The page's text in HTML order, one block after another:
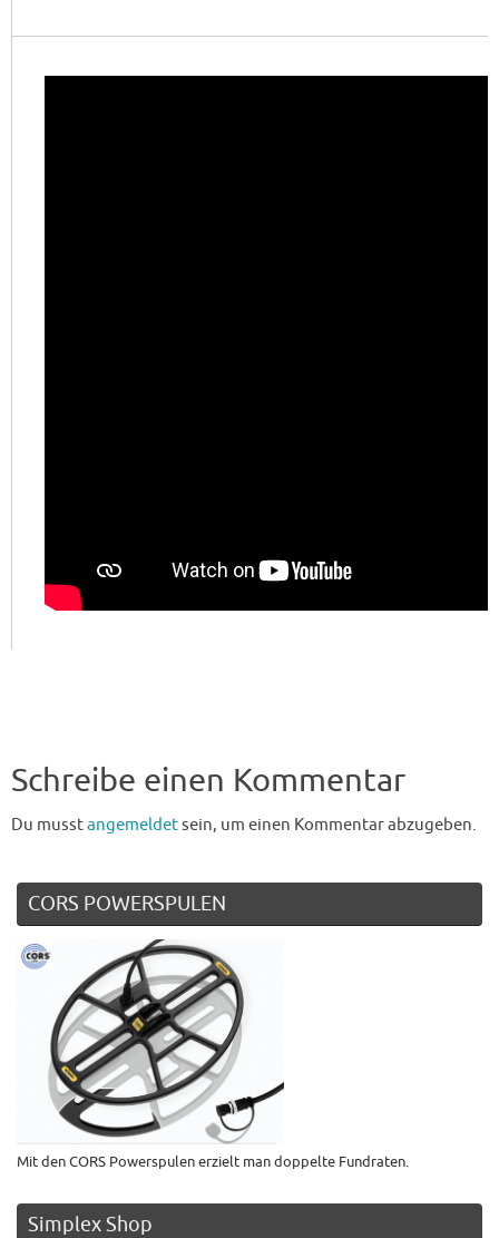
Schreibe einen Kommentar
Du musstangemeldetsein, um einen Kommentar abzugeben.
CORS POWERSPULEN
Mit den CORS Powerspulen erzielt man doppelte Fundraten.
Simplex Shop